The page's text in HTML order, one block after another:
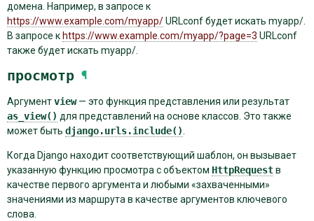
домена. Например, в запросе к
https://www.example.com/myapp/URLconf будет искать myapp/.
В запросе к https://www.example.com/myapp/?page=3 URLconf
также будет искать myapp/.
просмотр ¶
Аргументview— это функция представления или результат
as_view() для представлений на основе классов. Это также
может быть django.urls.include().
Когда Django находит соответствующий шаблон, он вызывает
указанную функцию просмотра с объектом HttpRequestв
качестве первого аргумента и любыми «захваченными»
значениями из маршрута в качестве аргументов ключевого
слова.